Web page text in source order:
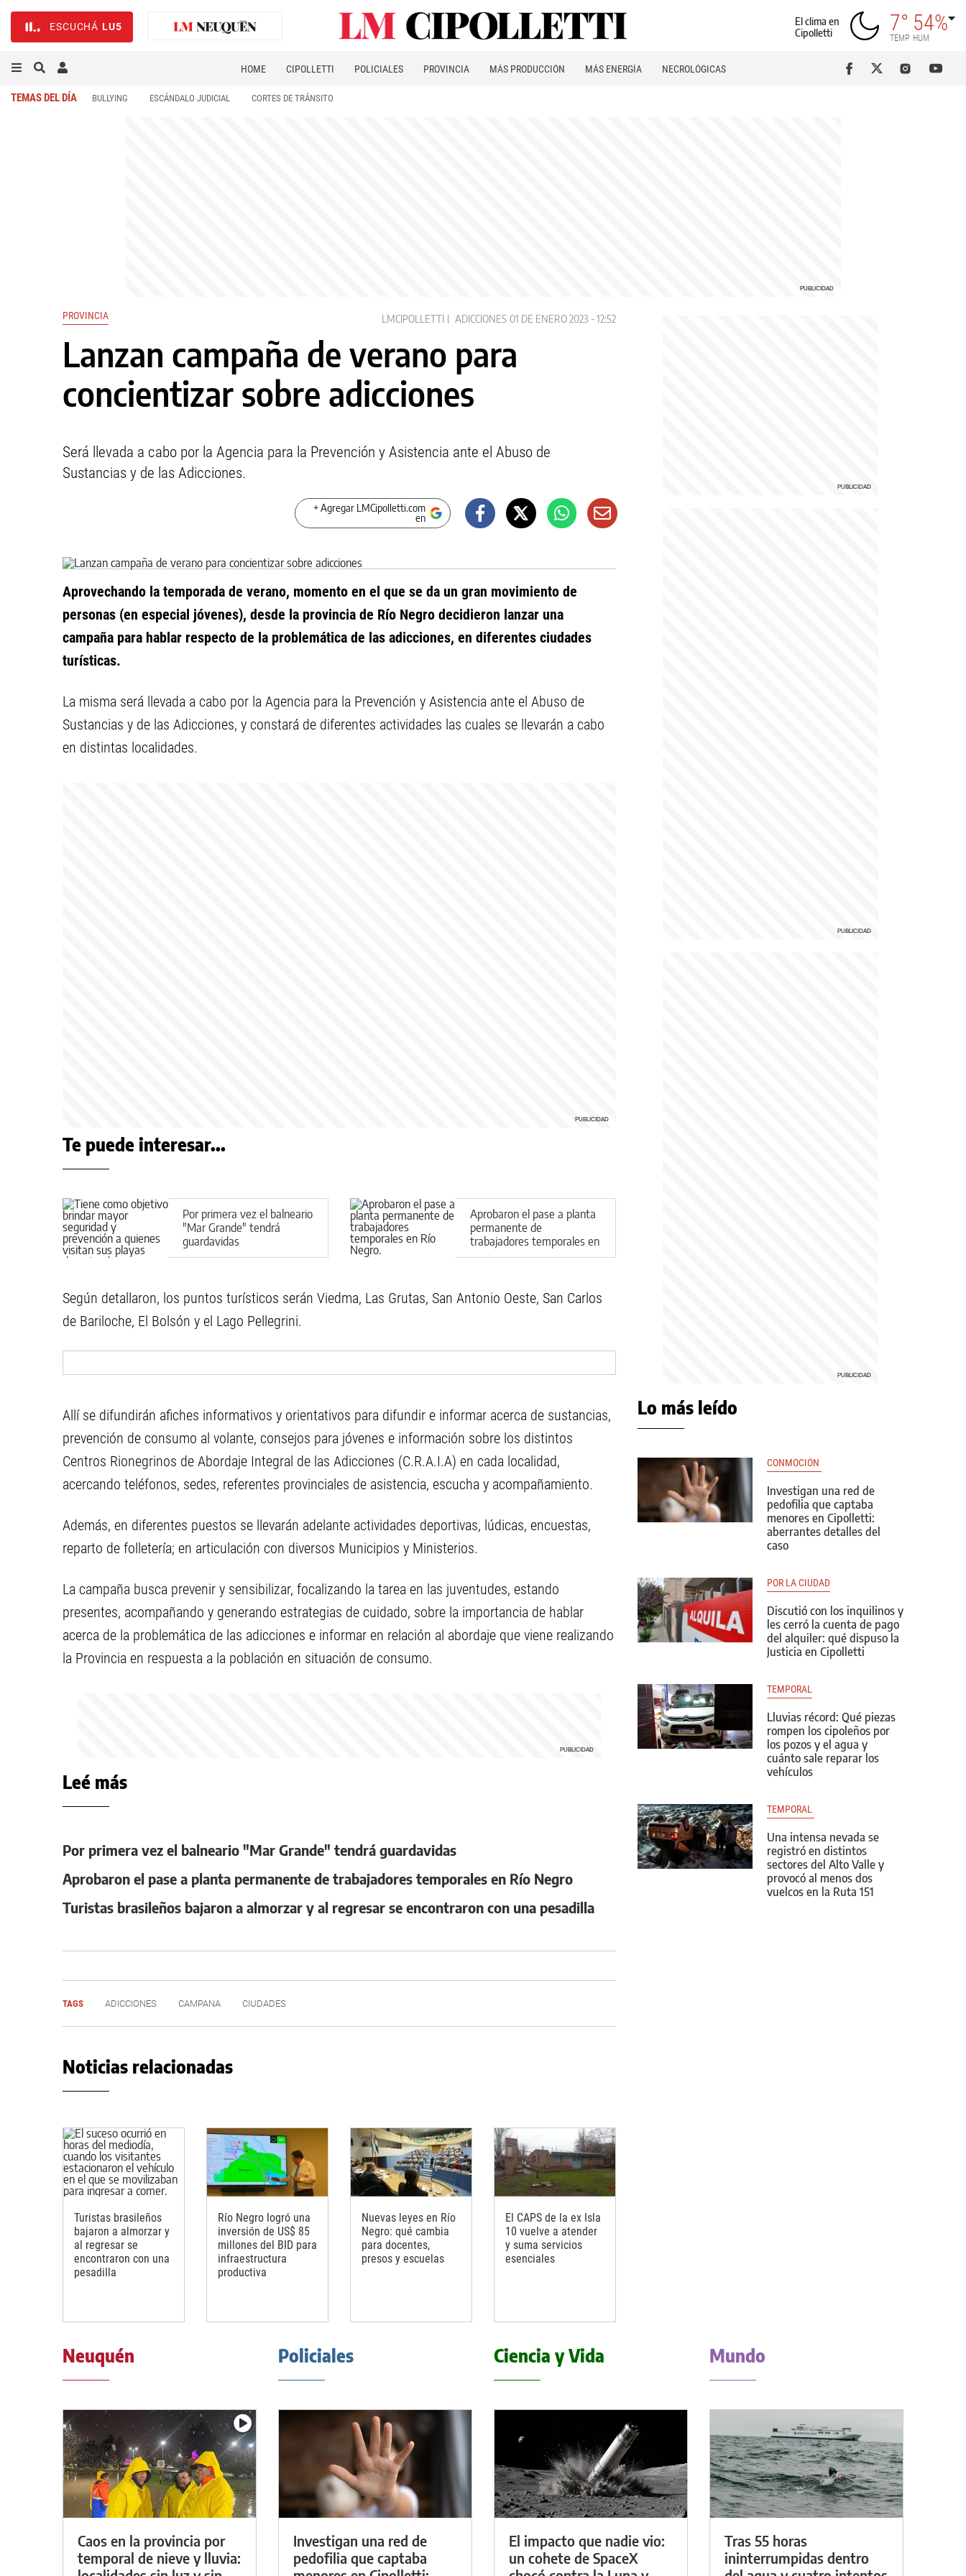
ESCUCHÁ LU5
El clima en
Cipolletti
7°
TEMP
54%
HUM
HOME CIPOLLETTI POLICIALES PROVINCIA MÁS PRODUCCIÓN MÁS ENERGÍA NECROLÓGICAS
TEMAS DEL DÍA BULLYING ESCÁNDALO JUDICIAL CORTES DE TRÁNSITO
PROVINCIA LMCIPOLLETTI ADICCIONES 01 DE ENERO 2023 - 12:52
Lanzan campaña de verano para
concientizar sobre adicciones
Será llevada a cabo por la Agencia para la Prevención y Asistencia ante el Abuso de
Sustancias y de las Adicciones.
+ Agregar LMCipolletti.com
en
Aprovechando la temporada de verano, momento en el que se da un gran movimiento de
personas (en especial jóvenes), desde la provincia de Río Negro decidieron lanzar una
campaña para hablar respecto de la problemática de las adicciones, en diferentes ciudades
turísticas.
La misma será llevada a cabo por la Agencia para la Prevención y Asistencia ante el Abuso de
Sustancias y de las Adicciones, y constará de diferentes actividades las cuales se llevarán a cabo
en distintas localidades.
Te puede interesar...
Por primera vez el balneario
"Mar Grande" tendrá
guardavidas
Aprobaron el pase a planta
permanente de
trabajadores temporales en
Río Negro
Según detallaron, los puntos turísticos serán Viedma, Las Grutas, San Antonio Oeste, San Carlos
de Bariloche, El Bolsón y el Lago Pellegrini.
Allí se difundirán afiches informativos y orientativos para difundir e informar acerca de sustancias,
prevención de consumo al volante, consejos para jóvenes e información sobre los distintos
Centros Rionegrinos de Abordaje Integral de las Adicciones (C.R.A.I.A) en cada localidad,
acercando teléfonos, sedes, referentes provinciales de asistencia, escucha y acompañamiento.
Además, en diferentes puestos se llevarán adelante actividades deportivas, lúdicas, encuestas,
reparto de folletería; en articulación con diversos Municipios y Ministerios.
La campaña busca prevenir y sensibilizar, focalizando la tarea en las juventudes, estando
presentes, acompañando y generando estrategias de cuidado, sobre la importancia de hablar
acerca de la problemática de las adicciones e informar en relación al abordaje que viene realizando
la Provincia en respuesta a la población en situación de consumo.
Leé más
Por primera vez el balneario "Mar Grande" tendrá guardavidas
Aprobaron el pase a planta permanente de trabajadores temporales en Río Negro
Turistas brasileños bajaron a almorzar y al regresar se encontraron con una pesadilla
TAGS ADICCIONES CAMPANA CIUDADES
Noticias relacionadas
Turistas brasileños
bajaron a almorzar y
al regresar se
encontraron con una
pesadilla
Río Negro logró una
inversión de US$ 85
millones del BID para
infraestructura
productiva
Nuevas leyes en Río
Negro: qué cambia
para docentes,
presos y escuelas
El CAPS de la ex Isla
10 vuelve a atender
y suma servicios
esenciales
Lo más leído
CONMOCIÓN
Investigan una red de
pedofilia que captaba
menores en Cipolletti:
aberrantes detalles del
caso
POR LA CIUDAD
Discutió con los inquilinos y
les cerró la cuenta de pago
del alquiler: qué dispuso la
Justicia en Cipolletti
TEMPORAL
Lluvias récord: Qué piezas
rompen los cipoleños por
los pozos y el agua y
cuánto sale reparar los
vehículos
TEMPORAL
Una intensa nevada se
registró en distintos
sectores del Alto Valle y
provocó al menos dos
vuelcos en la Ruta 151
Neuquén
Caos en la provincia por
temporal de nieve y lluvia:
Policiales
Investigan una red de
pedofilia que captaba
Ciencia y Vida
El impacto que nadie vio:
un cohete de SpaceX
Mundo
Tras 55 horas
ininterrumpidas dentro